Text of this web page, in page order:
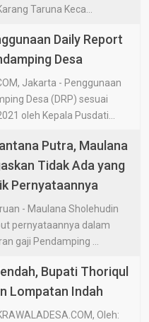
Taruna Keca...
Daily Report
Desa
Jakarta - Penggunaan
Desa (DRP) sesuai
oleh Kepala Pusdati...
Putra, Maulana
Tidak Ada yang
Pernyataannya
- Maulana Sholehudin
pernyataannya dalam
gaji Pendamping ...
Bupati Thoriqul
Lompatan Indah
Oleh: